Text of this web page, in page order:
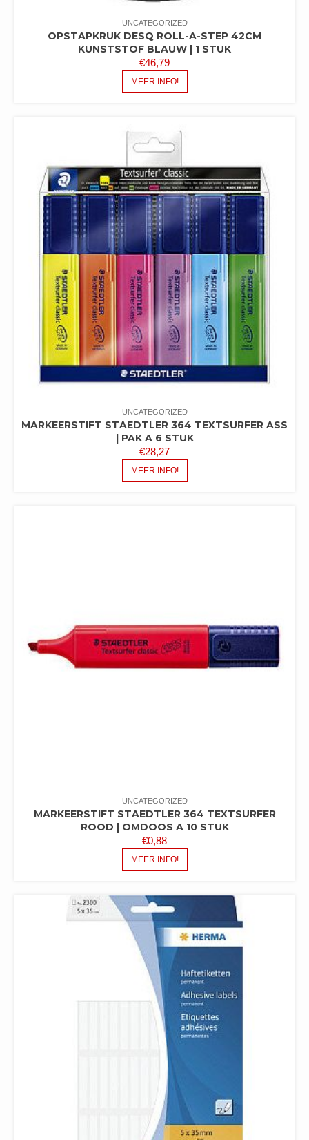
UNCATEGORIZED
OPSTAPKRUK DESQ ROLL-A-STEP 42CM
KUNSTSTOF BLAUW | 1 STUK
€46,79
MEER INFO!
UNCATEGORIZED
MARKEERSTIFT STAEDTLER 364 TEXTSURFER ASS
| PAK A 6 STUK
€28,27
MEER INFO!
UNCATEGORIZED
MARKEERSTIFT STAEDTLER 364 TEXTSURFER
ROOD | OMDOOS A 10 STUK
€0,88
MEER INFO!